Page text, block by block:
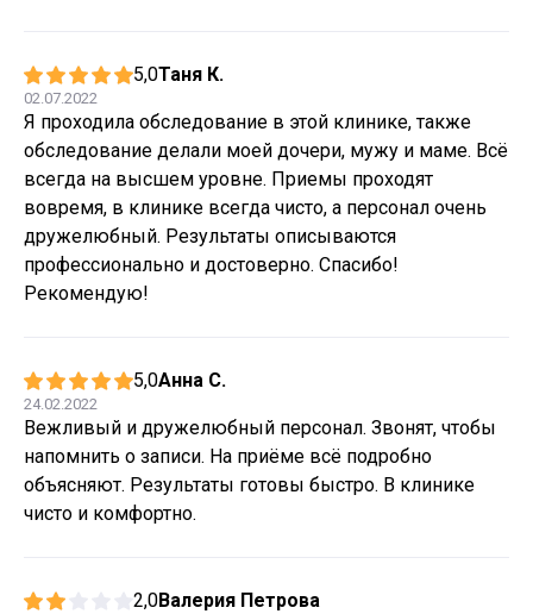
5,0Таня К.
02.07.2022
Я проходила обследование в этой клинике, также
обследование делали моей дочери, мужу и маме. Всё
всегда на высшем уровне. Приемы проходят
вовремя, в клинике всегда чисто, а персонал очень
дружелюбный. Результаты описываются
профессионально и достоверно. Спасибо!
Рекомендую!
5,0Анна С.
24.02.2022
Вежливый и дружелюбный персонал. Звонят, чтобы
напомнить о записи. На приёме всё подробно
объясняют. Результаты готовы быстро. В клинике
чисто и комфортно.
2,0Валерия Петрова